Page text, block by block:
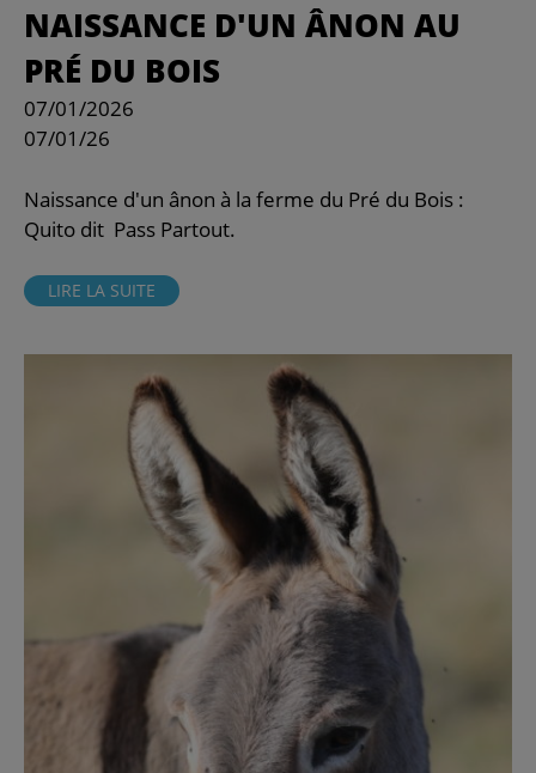
NAISSANCE D'UN ÂNON AU
PRÉ DU BOIS
07/01/2026
07/01/26
Naissance d'un ânon à la ferme du Pré du Bois :
Quito dit Pass Partout.
LIRE LA SUITE